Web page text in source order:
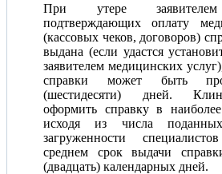
При утере заявителем
подтверждающих оплату
(кассовых чеков, договоров)
выдана (если удастся
заявителем медицинских
справки может быть
(шестидесяти) дней.
оформить справку в
исходя из числа
загруженности
среднем срок выдачи
(двадцать) календарных дней.